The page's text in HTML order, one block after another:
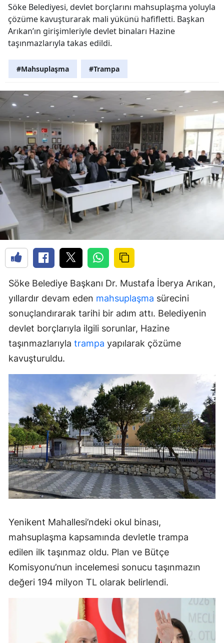
Söke Belediyesi, devlet borçlarını mahsuplaşma yoluyla
çözüme kavuşturarak mali yükünü hafifletti. Başkan
Arıkan’ın girişimleriyle devlet binaları Hazine
taşınmazlarıyla takas edildi.
#Mahsuplaşma #Trampa
Söke Belediye Başkanı Dr. Mustafa İberya Arıkan,
yıllardır devam eden mahsuplaşma sürecini
sonuçlandırarak tarihi bir adım attı. Belediyenin
devlet borçlarıyla ilgili sorunlar, Hazine
taşınmazlarıyla trampa yapılarak çözüme
kavuşturuldu.
Yenikent Mahallesi’ndeki okul binası,
mahsuplaşma kapsamında devletle trampa
edilen ilk taşınmaz oldu. Plan ve Bütçe
Komisyonu’nun incelemesi sonucu taşınmazın
değeri 194 milyon TL olarak belirlendi.